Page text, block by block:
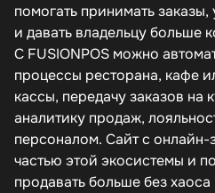
помогать принимать
и давать владельцу больше
С FUSIONPOS можно
процессы ресторана, кафе
кассы, передачу заказов на
аналитику продаж,
персоналом. Сайт с онлайн-
частью этой экосистемы и
продавать больше без